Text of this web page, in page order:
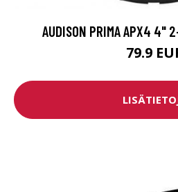
AUDISON PRIMA APX4 4"
79.9